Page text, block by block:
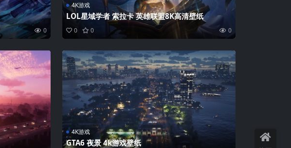
0
4K游戏
LOL星域学者 索拉卡 英雄联盟8K高清壁纸
0 0 0
4K游戏
GTA6 夜景 4k游戏壁纸